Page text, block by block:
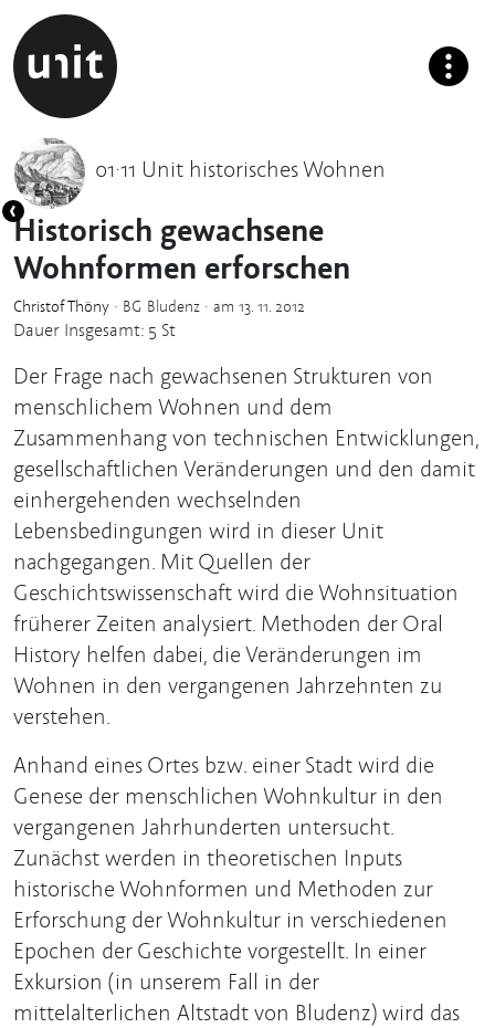
01·11 Unit historisches Wohnen
Historisch gewachsene
Wohnformen erforschen
Christof Thöny · BG Bludenz · am 13. 11. 2012
Dauer Insgesamt: 5 St
Der Frage nach gewachsenen Strukturen von
menschlichem Wohnen und dem
Zusammenhang von technischen Entwicklungen,
gesellschaftlichen Veränderungen und den damit
einhergehenden wechselnden
Lebensbedingungen wird in dieser Unit
nachgegangen. Mit Quellen der
Geschichtswissenschaft wird die Wohnsituation
früherer Zeiten analysiert. Methoden der Oral
History helfen dabei, die Veränderungen im
Wohnen in den vergangenen Jahrzehnten zu
verstehen.
Anhand eines Ortes bzw. einer Stadt wird die
Genese der menschlichen Wohnkultur in den
vergangenen Jahrhunderten untersucht.
Zunächst werden in theoretischen Inputs
historische Wohnformen und Methoden zur
Erforschung der Wohnkultur in verschiedenen
Epochen der Geschichte vorgestellt. In einer
Exkursion (in unserem Fall in der
mittelalterlichen Altstadt von Bludenz) wird das